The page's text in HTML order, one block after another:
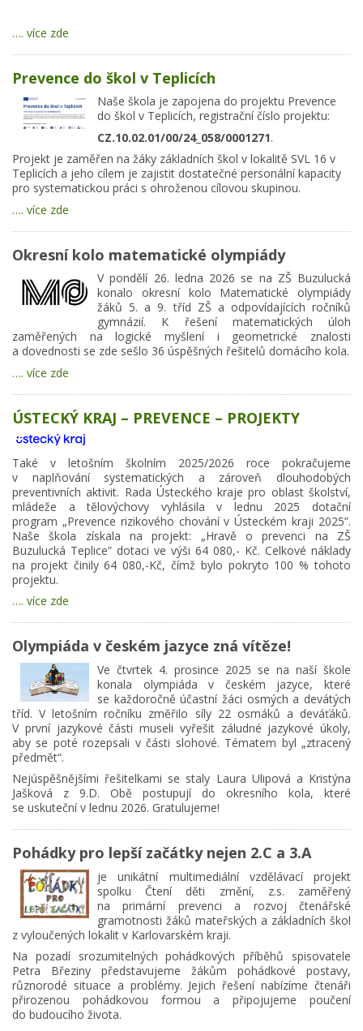
…. více zde
Prevence do škol v Teplicích
Naše škola je zapojena do projektu Prevence
do škol v Teplicích, registrační číslo projektu:
CZ.10.02.01/00/24_058/0001271.
Projekt je zaměřen na žáky základních škol v lokalitě SVL 16 v
Teplicích a jeho cílem je zajistit dostatečné personální kapacity
pro systematickou práci s ohroženou cílovou skupinou.
…. více zde
Okresní kolo matematické olympiády
V pondělí 26. ledna 2026 se na ZŠ Buzulucká
konalo okresní kolo Matematické olympiády
žáků 5. a 9. tříd ZŠ a odpovídajících ročníků
gymnázií. K řešení matematických úloh
zaměřených na logické myšlení i geometrické znalosti
a dovednosti se zde sešlo 36 úspěšných řešitelů domácího kola.
…. více zde
ÚSTECKÝ KRAJ – PREVENCE – PROJEKTY
Také v letošním školním 2025/2026 roce pokračujeme
v naplňování systematických a zároveň dlouhodobých
preventivních aktivit. Rada Ústeckého kraje pro oblast školství,
mládeže a tělovýchovy vyhlásila v lednu 2025 dotační
program „Prevence rizikového chování v Ústeckém kraji 2025”.
Naše škola získala na projekt: „Hravě o prevenci na ZŠ
Buzulucká Teplice” dotaci ve výši 64 080,- Kč. Celkové náklady
na projekt činily 64 080,-Kč, čímž bylo pokryto 100 % tohoto
projektu.
…. více zde
Olympiáda v českém jazyce zná vítěze!
Ve čtvrtek 4. prosince 2025 se na naší škole
konala olympiáda v českém jazyce, které
se každoročně účastní žáci osmých a devátých
tříd. V letošním ročníku změřilo síly 22 osmáků a deváťáků.
V první jazykové části museli vyřešit záludné jazykové úkoly,
aby se poté rozepsali v části slohové. Tématem byl „ztracený
předmět“.
Nejúspěšnějšími řešitelkami se staly Laura Ulipová a Kristýna
Jašková z 9.D. Obě postupují do okresního kola, které
se uskuteční v lednu 2026. Gratulujeme!
Pohádky pro lepší začátky nejen 2.C a 3.A
je unikátní multimediální vzdělávací projekt
spolku Čtení děti změní, z.s. zaměřený
na primární prevenci a rozvoj čtenářské
gramotnosti žáků mateřských a základních škol
z vyloučených lokalit v Karlovarském kraji.
Na pozadí srozumitelných pohádkových příběhů spisovatele
Petra Březiny představujeme žákům pohádkové postavy,
různorodé situace a problémy. Jejich řešení nabízíme čtenáři
přirozenou pohádkovou formou a připojujeme poučení
do budoucího života.